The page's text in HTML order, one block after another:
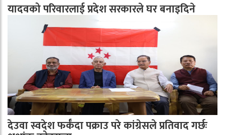
यादवको परिवारलाई प्रदेश सरकारले घर बनाइदिने
देउवा स्वदेश फर्कँदा पक्राउ परे कांग्रेसले प्रतिवाद गर्छः